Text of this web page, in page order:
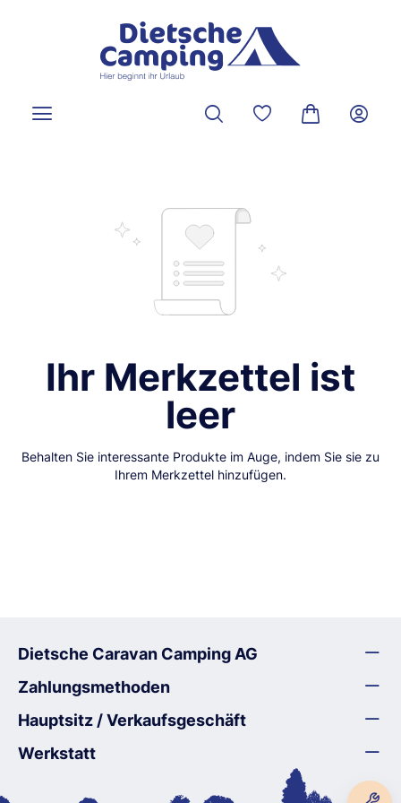
Du hast 0 Produkte
Warenkorb
Ihr Merkzettel ist
leer
Behalten Sie interessante Produkte im Auge, indem Sie sie zu
Ihrem Merkzettel hinzufügen.
Dietsche Caravan Camping AG
Zahlungsmethoden
Hauptsitz / Verkaufsgeschäft
Werkstatt